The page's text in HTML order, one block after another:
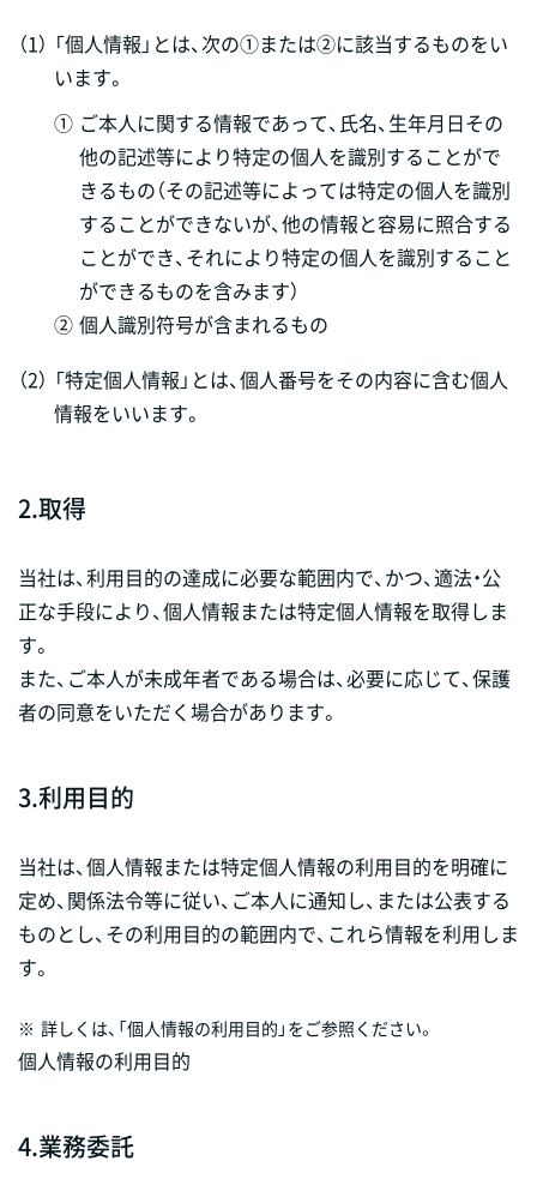
（1） 「個人情報」とは、次の①または②に該当するものをい
います。
① ご本人に関する情報であって、氏名、生年月日その
他の記述等により特定の個人を識別することがで
きるもの（その記述等によっては特定の個人を識別
することができないが、他の情報と容易に照合する
ことができ、それにより特定の個人を識別すること
ができるものを含みます）
② 個人識別符号が含まれるもの
（2） 「特定個人情報」とは、個人番号をその内容に含む個人
情報をいいます。
2.取得
当社は、利用目的の達成に必要な範囲内で、かつ、適法・公
正な手段により、個人情報または特定個人情報を取得しま
す。
また、ご本人が未成年者である場合は、必要に応じて、保護
者の同意をいただく場合があります。
3.利用目的
当社は、個人情報または特定個人情報の利用目的を明確に
定め、関係法令等に従い、ご本人に通知し、または公表する
ものとし、その利用目的の範囲内で、これら情報を利用しま
す。
※ 詳しくは、「個人情報の利用目的」をご参照ください。
個人情報の利用目的
4.業務委託